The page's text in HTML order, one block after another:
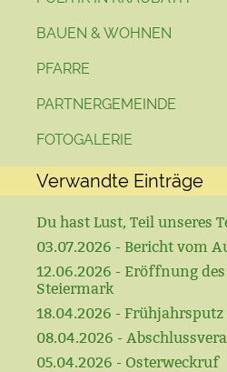
BAUEN & WOHNEN
PFARRE
PARTNERGEMEINDE
FOTOGALERIE
Verwandte Einträge
Du hast Lust, Teil unseres
03.07.2026 - Bericht vom
12.06.2026 - Eröffnung
Steiermark
18.04.2026 - Frühjahrsputz
08.04.2026 -
05.04.2026 - Osterweckruf